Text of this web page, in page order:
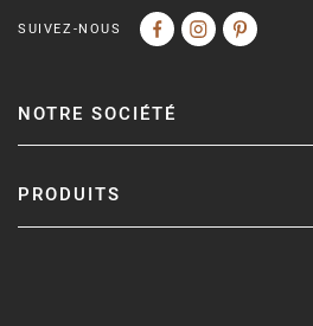
SUIVEZ-NOUS
NOTRE SOCIÉTÉ
PRODUITS